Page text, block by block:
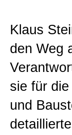
Klaus
den Weg
sie für
und